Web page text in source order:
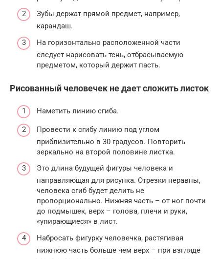
Зубы держат прямой предмет, например,
карандаш.
На горизонтально расположенной части
следует нарисовать тень, отбрасываемую
предметом, который держит пасть.
Рисованный человечек не дает сложить листок
Наметить линию сгиба.
Провести к сгибу линию под углом
приблизительно в 30 градусов. Повторить
зеркально на второй половине листка.
Это длина будущей фигуры человека и
направляющая для рисунка. Отрезки неравны,
человека сгиб будет делить не
пропорционально. Нижняя часть – от ног почти
до подмышек, верх – голова, плечи и руки,
«упирающиеся» в лист.
Набросать фигурку человечка, растягивая
нижнюю часть больше чем верх – при взгляде